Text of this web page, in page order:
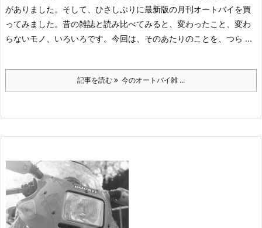
がありました。そして、ひさしぶりに最新版の月刊オートバイを買
ってみました。昔の雑誌と読み比べてみると、変わったこと、変わ
らないモノ、いろいろです。今回は、そのあたりのことを、つら ...
記事を読む 今のオートバイ雑 ...